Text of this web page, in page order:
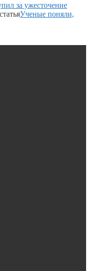
за ужесточение
Ученые поняли,